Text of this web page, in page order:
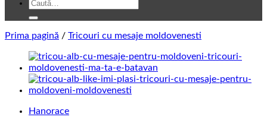
Prima pagină / Tricouri cu mesaje moldovenesti
Hanorace